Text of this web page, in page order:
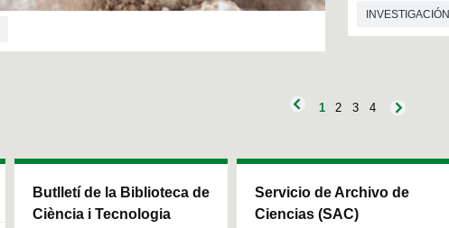
0
o
d
s
V
INVESTIGACIÓN
1 2 3 4
Butlletí de la Biblioteca de
Ciència i Tecnologia
Servicio de Archivo de
Ciencias (SAC)